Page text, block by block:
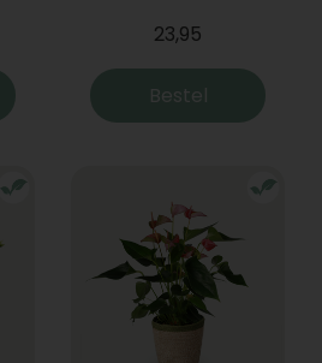
23,95
Bestel